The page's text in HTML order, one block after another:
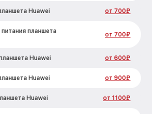
Huawei от 700₽
планшета
от 700₽
Huawei от 600₽
Huawei от 900₽
Huawei от 1100₽